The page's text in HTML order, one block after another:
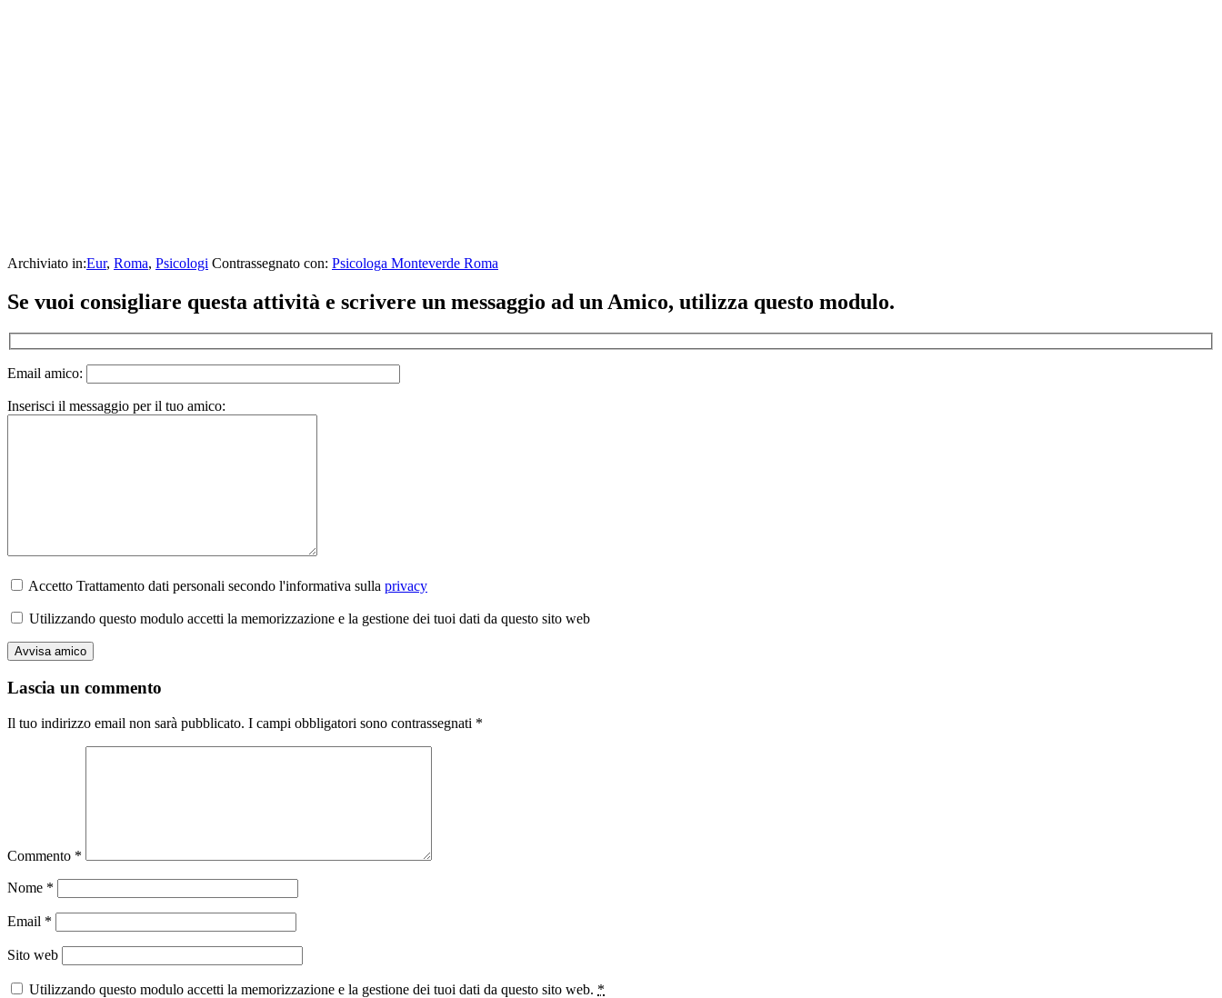
Archiviato in:Eur, Roma, Psicologi Contrassegnato con: Psicologa Monteverde Roma
Se vuoi consigliare questa attività e scrivere un messaggio ad un Amico, utilizza questo modulo.
Email amico:
Inserisci il messaggio per il tuo amico:
Accetto Trattamento dati personali secondo l'informativa sulla privacy
Utilizzando questo modulo accetti la memorizzazione e la gestione dei tuoi dati da questo sito web
Lascia un commento
Il tuo indirizzo email non sarà pubblicato. I campi obbligatori sono contrassegnati *
Commento *
Nome *
Email *
Sito web
Utilizzando questo modulo accetti la memorizzazione e la gestione dei tuoi dati da questo sito web. *